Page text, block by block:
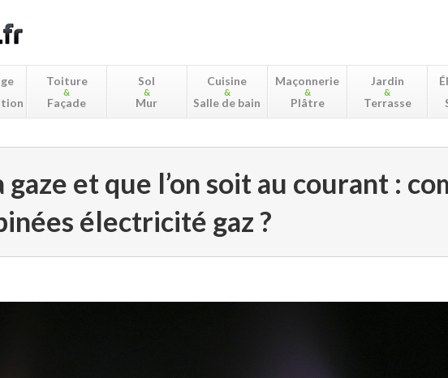
gaze et que l’on soit au courant :
électricité gaz ?
Toiture
&
Façade
Sol
&
Mur
Cuisine
&
Salle de bain
Maçonnerie
&
Plâtre
Jardin
&
Terrasse